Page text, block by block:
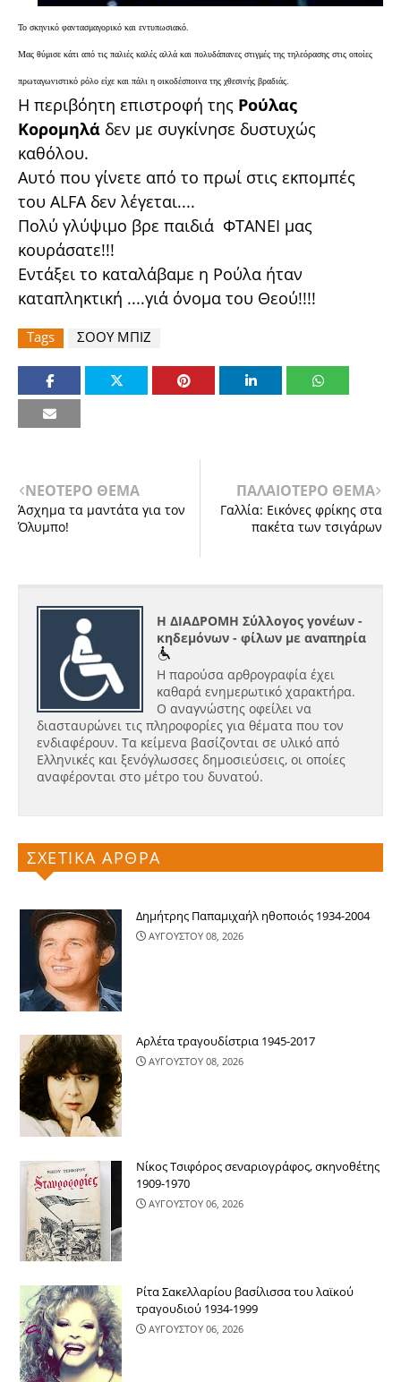
Το σκηνικό φαντασμαγορικό και εντυπωσιακό.
Μας θύμισε κάτι από τις παλιές καλές αλλά και πολυδάπανες στιγμές της τηλεόρασης στις οποίες
πρωταγωνιστικό ρόλο είχε και πάλι η οικοδέσποινα της χθεσινής βραδιάς.
Η περιβόητη επιστροφή της Ρούλας
Κορομηλά δεν με συγκίνησε δυστυχώς
καθόλου.
Αυτό που γίνετε από το πρωί στις εκπομπές
του ALFA δεν λέγεται....
Πολύ γλύψιμο βρε παιδιά ΦΤΑΝΕΙ μας
κουράσατε!!!
Εντάξει το καταλάβαμε η Ρούλα ήταν
καταπληκτική ....γιά όνομα του Θεού!!!!
Tags ΣΟΟΥ ΜΠΙΖ
ΝΕΟΤΕΡΟ ΘΕΜΑ
Άσχημα τα μαντάτα για τον
Όλυμπο!
ΠΑΛΑΙΟΤΕΡΟ ΘΕΜΑ
Γαλλία: Εικόνες φρίκης στα
πακέτα των τσιγάρων
Η ΔΙΑΔΡΟΜΗ Σύλλογος γονέων -
κηδεμόνων - φίλων με αναπηρία
Η παρούσα αρθρογραφία έχει
καθαρά ενημερωτικό χαρακτήρα.
Ο αναγνώστης οφείλει να
διασταυρώνει τις πληροφορίες για θέματα που τον
ενδιαφέρουν. Τα κείμενα βασίζονται σε υλικό από
Ελληνικές και ξενόγλωσσες δημοσιεύσεις, οι οποίες
αναφέρονται στο μέτρο του δυνατού.
ΣΧΕΤΙΚΑ ΑΡΘΡΑ
Δημήτρης Παπαμιχαήλ ηθοποιός 1934-2004
ΑΥΓΟΥΣΤΟΥ 08, 2026
Αρλέτα τραγουδίστρια 1945-2017
ΑΥΓΟΥΣΤΟΥ 08, 2026
Νίκος Τσιφόρος σεναριογράφος, σκηνοθέτης
1909-1970
ΑΥΓΟΥΣΤΟΥ 06, 2026
Ρίτα Σακελλαρίου βασίλισσα του λαϊκού
τραγουδιού 1934-1999
ΑΥΓΟΥΣΤΟΥ 06, 2026